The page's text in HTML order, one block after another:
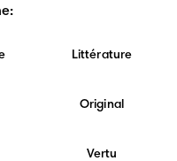
:
Littérature
Original
Vertu